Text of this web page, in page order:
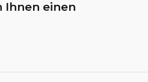
einen